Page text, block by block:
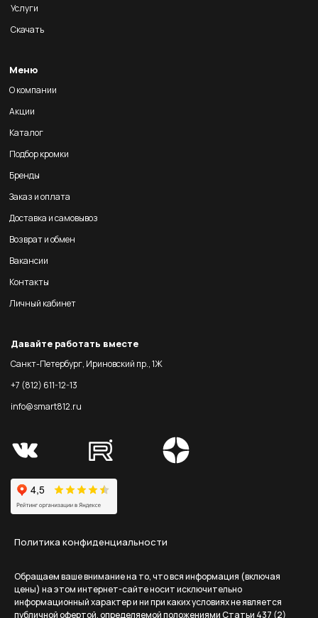
Услуги
Скачать
Меню
О компании
Акции
Каталог
Подбор кромки
Бренды
Заказ и оплата
Доставка и самовывоз
Возврат и обмен
Вакансии
Контакты
Личный кабинет
Давайте работать вместе
Санкт-Петербург, Ириновский пр., 1Ж
+7 (812) 611-12-13
info@smart812.ru
Политика конфиденциальности
Обращаем ваше внимание на то, что вся информация (включая
цены) на этом интернет-сайте носит исключительно
информационный характер и ни при каких условиях не является
публичной офертой, определяемой положениями Статьи 437 (2)